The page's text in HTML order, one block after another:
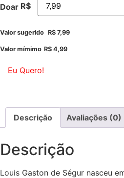
Doar R$
Valor sugerido R$ 7,99
Valor mímimo R$ 4,99
Eu Quero!
Descrição Avaliações (0)
Descrição
Louis Gaston de Ségur nasceu